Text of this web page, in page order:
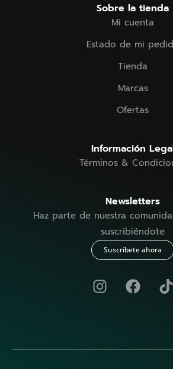
Sobre la tienda
Mi cuenta
Estado de mi
Tienda
Marcas
Ofertas
Información
Términos &
Newsletters
Haz parte de nuestra
suscribiéndote
Suscríbete ahora